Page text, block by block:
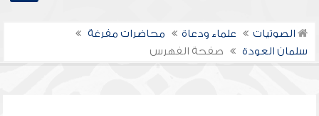
الصوتيات علماء ودعاة
محاضرات مفرغة
سلمان العودة
صفحة الفهرس